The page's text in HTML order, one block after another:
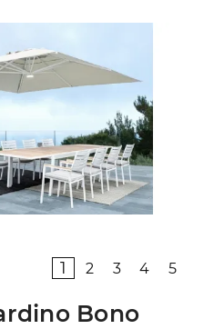
1 2 3 4 5
Bono